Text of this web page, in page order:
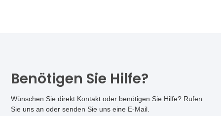
Benötigen Sie Hilfe?
Wünschen Sie direkt Kontakt oder benötigen Sie Hilfe? Rufen
Sie uns an oder senden Sie uns eine E-Mail.